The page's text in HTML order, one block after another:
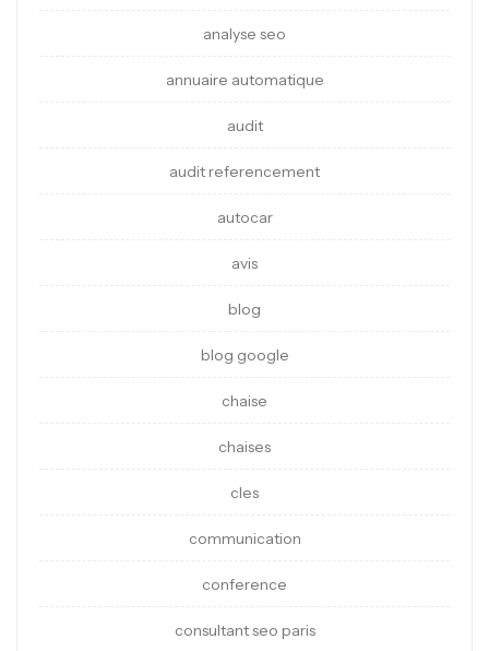
analyse seo
annuaire automatique
audit
audit referencement
autocar
avis
blog
blog google
chaise
chaises
cles
communication
conference
consultant seo paris